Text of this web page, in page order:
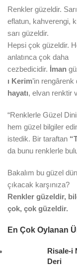
Renkler güzeldir.
eflatun, kahverengi,
sarı güzeldir.
Hepsi çok güzeldir.
anlatınca çok daha
cezbedicidir. İman
ı Kerim’in rengârenk
hayatı, elvan renktir
“Renklerle Güzel
hem güzel bilgiler
istedik. Bir taraftan
da bunu renklerle
Bakalım bu güzel
çıkacak karşınıza?
Renkler güzeldir,
çok, çok güzeldir.
En Çok Oylanan
Risale-i
Deri